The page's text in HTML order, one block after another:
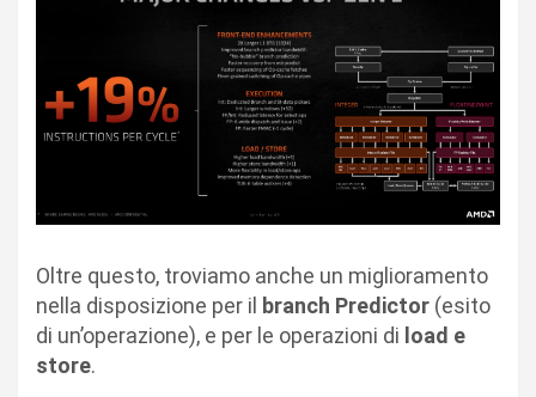
Oltre questo, troviamo anche un miglioramento
nella disposizione per il branch Predictor (esito
di un’operazione), e per le operazioni di load e
store.